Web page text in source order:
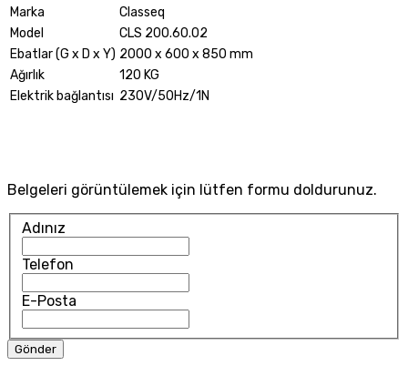
Marka
Classeq
Model
CLS 200.60.02
Ebatlar (G x D x Y) 2000 x 600 x 850 mm
Ağırlık
120 KG
Elektrik bağlantısı 230V/50Hz/1N
Belgeleri görüntülemek için lütfen formu doldurunuz.
Adınız
Telefon
E-Posta